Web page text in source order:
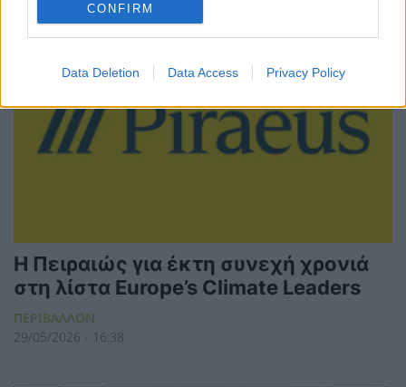
CONFIRM
Data Deletion Data Access Privacy Policy
H Πειραιώς για έκτη συνεχή χρονιά
στη λίστα Europe’s Climate Leaders
ΠΕΡΙΒΑΛΛΟΝ
29/05/2026 - 16:38